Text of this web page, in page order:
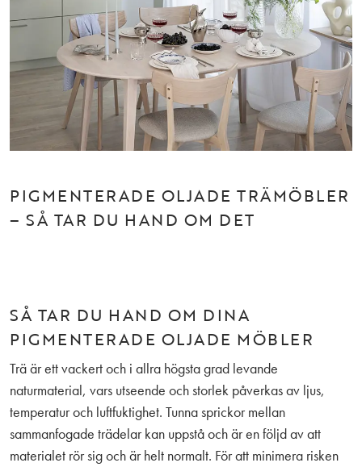
PIGMENTERADE OLJADE TRÄMÖBLER
– SÅ TAR DU HAND OM DET
SÅ TAR DU HAND OM DINA
PIGMENTERADE OLJADE MÖBLER
Trä är ett vackert och i allra högsta grad levande
naturmaterial, vars utseende och storlek påverkas av ljus,
temperatur och luftfuktighet. Tunna sprickor mellan
sammanfogade trädelar kan uppstå och är en följd av att
materialet rör sig och är helt normalt. För att minimera risken